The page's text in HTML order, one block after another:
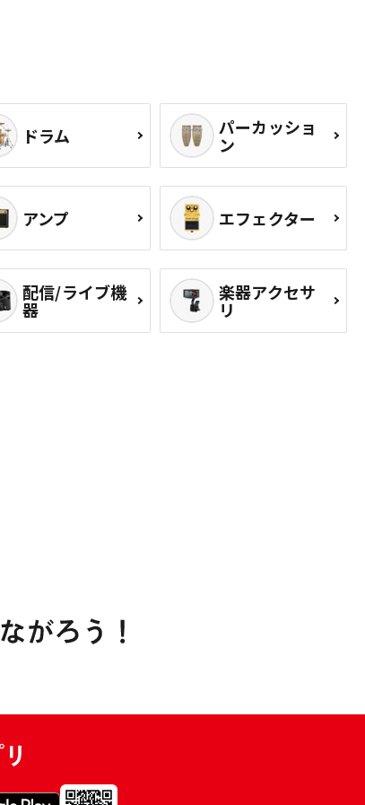
ドラム パーカッショ
ン
アンプ エフェクター
配信/ライブ機
器
楽器アクセサ
リ